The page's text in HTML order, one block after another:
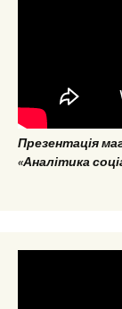
Презентація
«Аналітика